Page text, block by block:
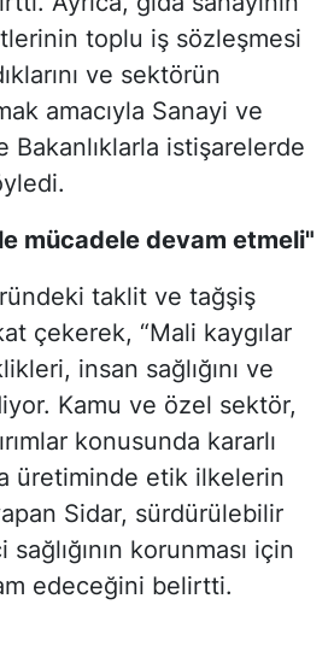
toplu iş sözleşmesi
ve sektörün
amacıyla Sanayi ve
Bakanlıklarla istişarelerde
mücadele devam etmeli"
taklit ve tağşiş
çekerek, “Mali kaygılar
insan sağlığını ve
Kamu ve özel sektör,
konusunda kararlı
üretiminde etik ilkelerin
Sidar, sürdürülebilir
korunması için
edeceğini belirtti.